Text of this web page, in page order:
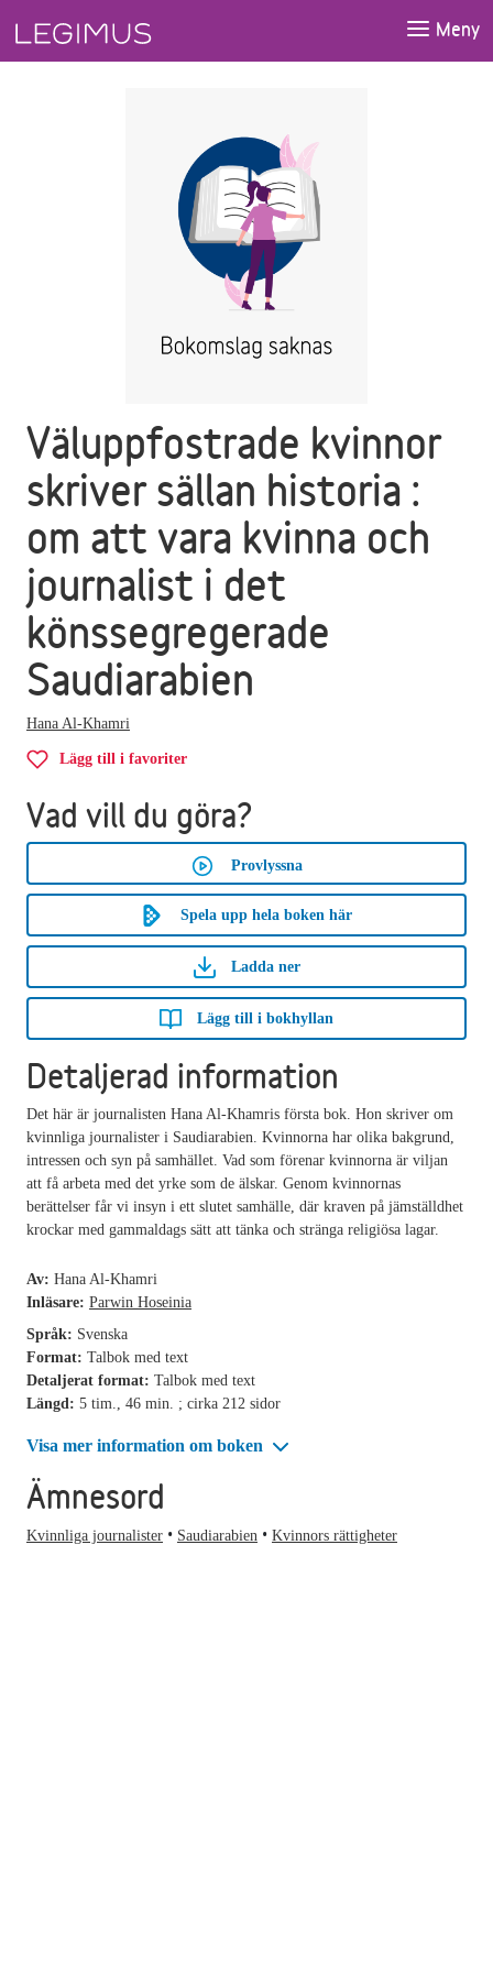
Meny
Väluppfostrade kvinnor
skriver sällan historia :
om att vara kvinna och
journalist i det
könssegregerade
Saudiarabien
Hana Al-Khamri
Lägg till i favoriter
Vad vill du göra?
Provlyssna
Spela upp hela boken här
Ladda ner
Lägg till i bokhyllan
Detaljerad information
Det här är journalisten Hana Al-Khamris första bok. Hon skriver om
kvinnliga journalister i Saudiarabien. Kvinnorna har olika bakgrund,
intressen och syn på samhället. Vad som förenar kvinnorna är viljan
att få arbeta med det yrke som de älskar. Genom kvinnornas
berättelser får vi insyn i ett slutet samhälle, där kraven på jämställdhet
krockar med gammaldags sätt att tänka och stränga religiösa lagar.
Av: Hana Al-Khamri
Inläsare: Parwin Hoseinia
Språk: Svenska
Format: Talbok med text
Detaljerat format: Talbok med text
Längd: 5 tim., 46 min. ; cirka 212 sidor
Visa mer information om boken
Ämnesord
Kvinnliga journalister Saudiarabien Kvinnors rättigheter